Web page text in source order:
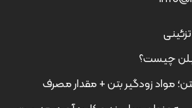
چیست؟
مواد زودگیر بتن + مقدار مصرف